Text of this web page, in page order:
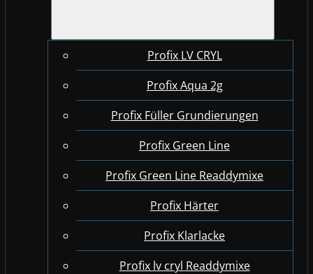
Profix LV CRYL
Profix Aqua 2g
Profix Füller Grundierungen
Profix Green Line
Profix Green Line Readdymixe
Profix Härter
Profix Klarlacke
Profix lv cryl Readdymixe